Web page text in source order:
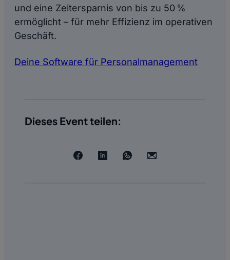
und eine Zeitersparnis von bis zu 50 %
ermöglicht – für mehr Effizienz im operativen
Geschäft.
Deine Software für Personalmanagement
Dieses Event teilen: